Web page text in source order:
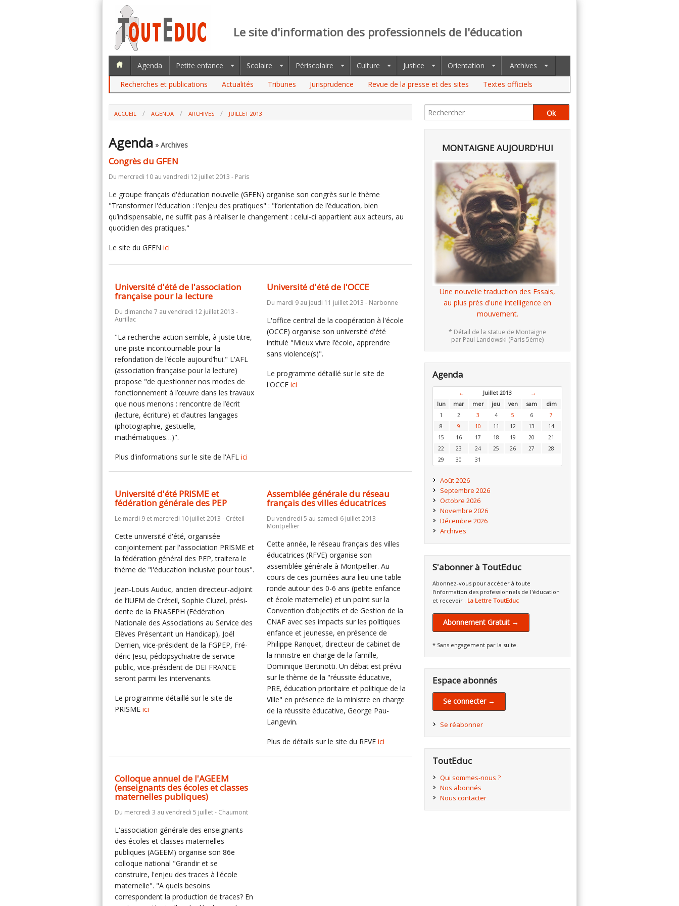
Le site d'information des professionnels de l'éducation
Agenda Petite enfance Scolaire Périscolaire Culture Justice Orientation
Archives
Recherches et publications
Actualités Tribunes Jurisprudence Revue de la presse et des sites Textes officiels
ACCUEIL AGENDA ARCHIVES JUILLET 2013
Agenda » Archives
Congrès du GFEN
Du mercredi 10 au vendredi 12 juillet 2013 - Paris
Le groupe français d'éducation nouvelle (GFEN) organise son congrès sur le thème
"Transformer l'éducation : l'enjeu des pratiques" : "l’orientation de l’éducation, bien
qu’indispensable, ne suffit pas à réaliser le changement : celui-ci appartient aux acteurs, au
quotidien des pratiques."
Le site du GFEN ici
Université d'été de l'association
française pour la lecture
Du dimanche 7 au vendredi 12 juillet 2013 -
Aurillac
"La recherche-action semble, à juste titre,
une piste incontournable pour la
refondation de l’école aujourd’hui." L'AFL
(association française pour la lecture)
propose "de questionner nos modes de
fonctionnement à l’œuvre dans les travaux
que nous menons : rencontre de l’écrit
(lecture, écriture) et d’autres langages
(photographie, gestuelle,
mathématiques…)".
Plus d'informations sur le site de l'AFL ici
Université d'été de l'OCCE
Du mardi 9 au jeudi 11 juillet 2013 - Narbonne
L'office central de la coopération à l'école
(OCCE) organise son université d'été
intitulé "Mieux vivre l’école, apprendre
sans violence(s)".
Le programme détaillé sur le site de
l'OCCE ici
Université d'été PRISME et
fédération générale des PEP
Le mardi 9 et mercredi 10 juillet 2013 - Créteil
Cette université d'été, organisée
conjointement par l'association PRISME et
la fédération général des PEP, traitera le
thème de "l'éducation inclusive pour tous".
Jean-​​Louis Auduc, ancien directeur-​​adjoint
de l’IUFM de Créteil, Sophie Cluzel, pré­si­
dente de la FNASEPH (Fédé­ration
Nationale des Asso­cia­tions au Service des
Elèves Pré­sentant un Handicap), Joël
Derrien, vice-​​président de la FGPEP, Fré­
déric Jesu, pédo­psy­chiatre de service
public, vice-président de DEI FRANCE
seront parmi les intervenants.
Le programme détaillé sur le site de
PRISME ici
Assemblée générale du réseau
français des villes éducatrices
Du vendredi 5 au samedi 6 juillet 2013 -
Montpellier
Cette année, le réseau français des villes
éducatrices (RFVE) organise son
assemblée générale à Montpellier. Au
cours de ces journées aura lieu une table
ronde autour des 0-6 ans (petite enfance
et école maternelle) et un point sur la
Convention d’objectifs et de Gestion de la
CNAF avec ses impacts sur les politiques
enfance et jeunesse, en présence de
Philippe Ranquet, directeur de cabinet de
la ministre en charge de la famille,
Dominique Bertinotti. Un débat est prévu
sur le thème de la "réussite éducative,
PRE, éducation prioritaire et politique de la
Ville" en présence de la ministre en charge
de la réussite éducative, George Pau-
Langevin.
Plus de détails sur le site du RFVE ici
Colloque annuel de l'AGEEM
(enseignants des écoles et classes
maternelles publiques)
Du mercredi 3 au vendredi 5 juillet - Chaumont
L'association générale des enseignants
des écoles et classes maternelles
publiques (AGEEM) organise son 86e
colloque national "Grandir et se
construire, l'enjeu des traces à l'école
maternelle". "A quels besoins
correspondent la production de traces? En
MONTAIGNE AUJOURD'HUI
Une nouvelle traduction des Essais,
au plus près d'une intelligence en
mouvement.
* Détail de la statue de Montaigne
par Paul Landowski (Paris 5ème)
Agenda
← Juillet 2013
→
lun
mar mer jeu ven sam
dim
1
2 3 4 5 6
7
8
9 10 11 12 13
14
15
16 17 18 19 20
21
22
23 24 25 26 27
28
29
30 31
Août 2026
Septembre 2026
Octobre 2026
Novembre 2026
Décembre 2026
Archives
S'abonner à ToutEduc
Abonnez-vous pour accéder à toute
l'information des professionnels de l'éducation
et recevoir : La Lettre ToutEduc
Abonnement Gratuit →
* Sans engagement par la suite.
Espace abonnés
Se connecter →
Se réabonner
ToutEduc
Qui sommes-nous ?
Nos abonnés
Nous contacter